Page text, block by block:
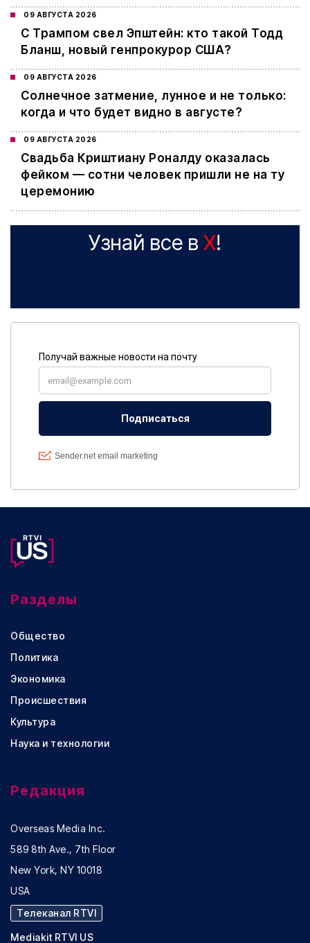
09 АВГУСТА 2026
С Трампом свел Эпштейн: кто такой Тодд
Бланш, новый генпрокурор США?
09 АВГУСТА 2026
Cолнечное затмение, лунное и не только:
когда и что будет видно в августе?
09 АВГУСТА 2026
Свадьба Криштиану Роналду оказалась
фейком — сотни человек пришли не на ту
церемонию
Узнай все в X!
Разделы
Общество
Политика
Экономика
Происшествия
Культура
Наука и технологии
Редакция
Overseas Media Inc.
589 8th Ave., 7th Floor
New York, NY 10018
USA
Телеканал RTVI
Mediakit RTVI US